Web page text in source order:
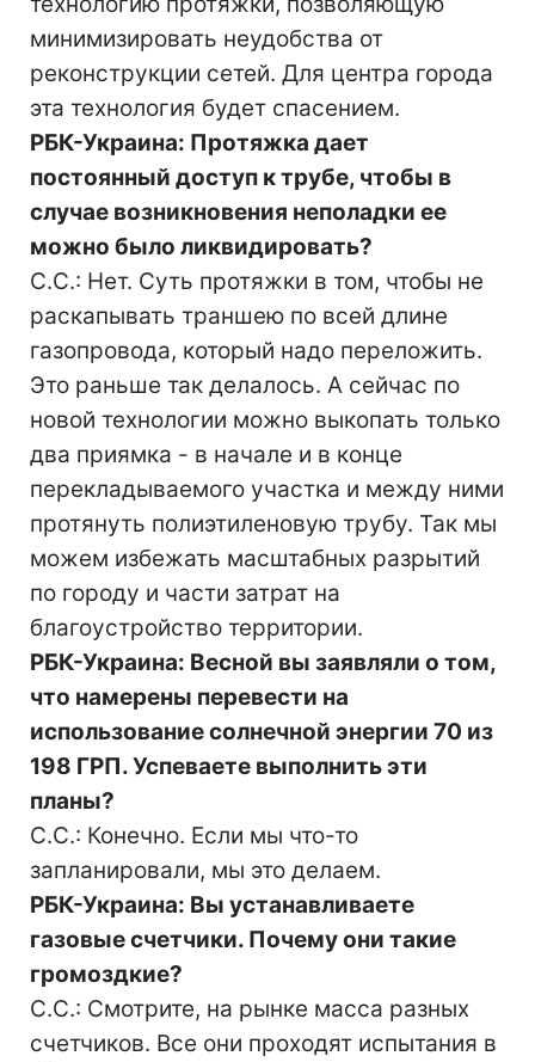
минимизировать неудобства от
реконструкции сетей. Для центра города
эта технология будет спасением.
РБК-Украина: Протяжка дает
постоянный доступ к трубе, чтобы в
случае возникновения неполадки ее
можно было ликвидировать?
С.С.: Нет. Суть протяжки в том, чтобы не
раскапывать траншею по всей длине
газопровода, который надо переложить.
Это раньше так делалось. А сейчас по
новой технологии можно выкопать только
два приямка - в начале и в конце
перекладываемого участка и между ними
протянуть полиэтиленовую трубу. Так мы
можем избежать масштабных разрытий
по городу и части затрат на
благоустройство территории.
РБК-Украина: Весной вы заявляли о том,
что намерены перевести на
использование солнечной энергии 70 из
198 ГРП. Успеваете выполнить эти
планы?
С.С.: Конечно. Если мы что-то
запланировали, мы это делаем.
РБК-Украина: Вы устанавливаете
газовые счетчики. Почему они такие
громоздкие?
С.С.: Смотрите, на рынке масса разных
счетчиков. Все они проходят испытания в